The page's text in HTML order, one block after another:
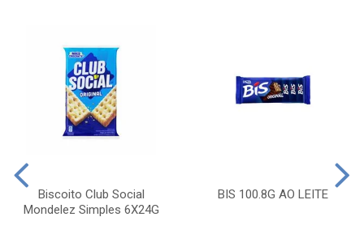
Biscoito Club Social
Mondelez Simples 6X24G
BIS 100.8G AO LEITE